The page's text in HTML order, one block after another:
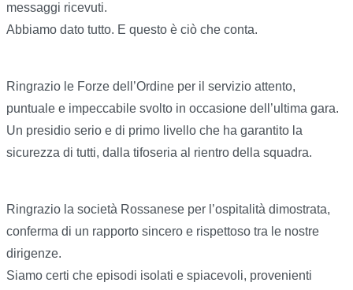
messaggi ricevuti.
Abbiamo dato tutto. E questo è ciò che conta.
Ringrazio le Forze dell’Ordine per il servizio attento,
puntuale e impeccabile svolto in occasione dell’ultima gara.
Un presidio serio e di primo livello che ha garantito la
sicurezza di tutti, dalla tifoseria al rientro della squadra.
Ringrazio la società Rossanese per l’ospitalità dimostrata,
conferma di un rapporto sincero e rispettoso tra le nostre
dirigenze.
Siamo certi che episodi isolati e spiacevoli, provenienti